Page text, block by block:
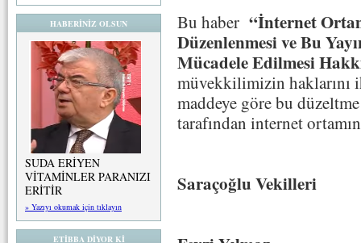
HABERİNİZ OLSUN
SUDA ERİYEN
VİTAMİNLER PARANIZI
ERİTİR
» Yazıyı okumak için tıklayın
ETİBBA DİYOR Kİ
Bu haber “İnternet
Düzenlenmesi ve Bu
Mücadele Edilmesi
müvekkilimizin haklarını
maddeye göre bu düzeltme
tarafından internet
Saraçoğlu Vekilleri